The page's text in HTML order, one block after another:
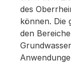
des
können. Die
den